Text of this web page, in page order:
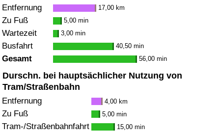
Entfernung 17,00 km
Zu Fuß 5,00 min
Wartezeit 3,00 min
Busfahrt 40,50 min
Gesamt 56,00 min
Durschn. bei hauptsächlicher Nutzung von
Tram/Straßenbahn
Entfernung 4,00 km
Zu Fuß 5,00 min
Tram-/Straßenbahnfahrt 15,00 min